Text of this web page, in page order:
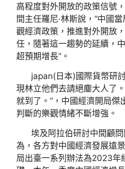
高程度對外開放的政策信號
間主任羅尼·林斯說，“中國
觀經濟政策，推進對外開放
任，隨著這一趨勢的延續，
超預期增長”。
japan(日本)國際貨幣研
現林立他們去請絕塵大人了
就到了。”，中國經濟開局傑
判斷的樂觀情緒不斷增強。
埃及阿拉伯研討中間顧問
為，各方對中國經濟發展遠
局出臺一系列辦法為2023年